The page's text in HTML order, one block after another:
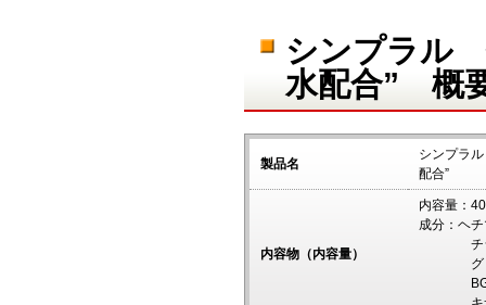
シンプラル
水配合” 概
製品名
シンプラ
配合”
内容物（内容量）
内容量：
成分：ヘ
チシマ
グリセ
BG（